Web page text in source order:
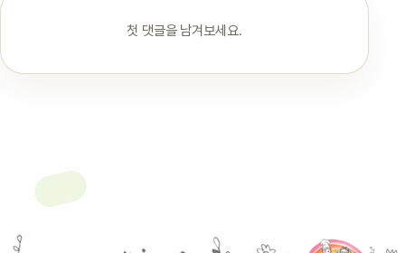
첫 댓글을 남겨보세요.